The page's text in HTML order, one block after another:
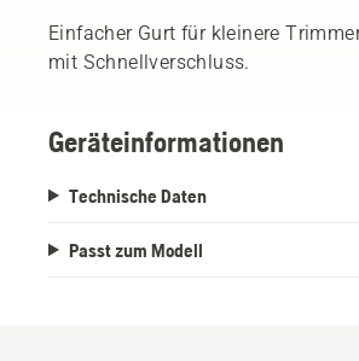
Einfacher Gurt für kleinere
mit Schnellverschluss.
Geräteinformationen
Technische Daten
Passt zum Modell